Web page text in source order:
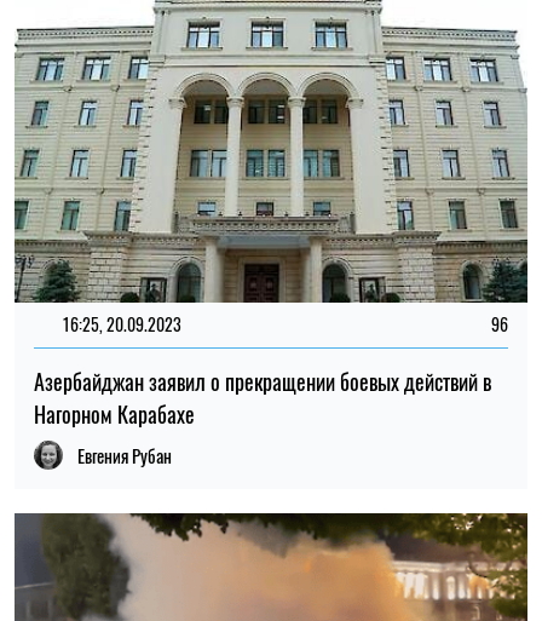
16:25, 20.09.2023 96
Азербайджан заявил о прекращении боевых действий в
Нагорном Карабахе
Евгения Рубан